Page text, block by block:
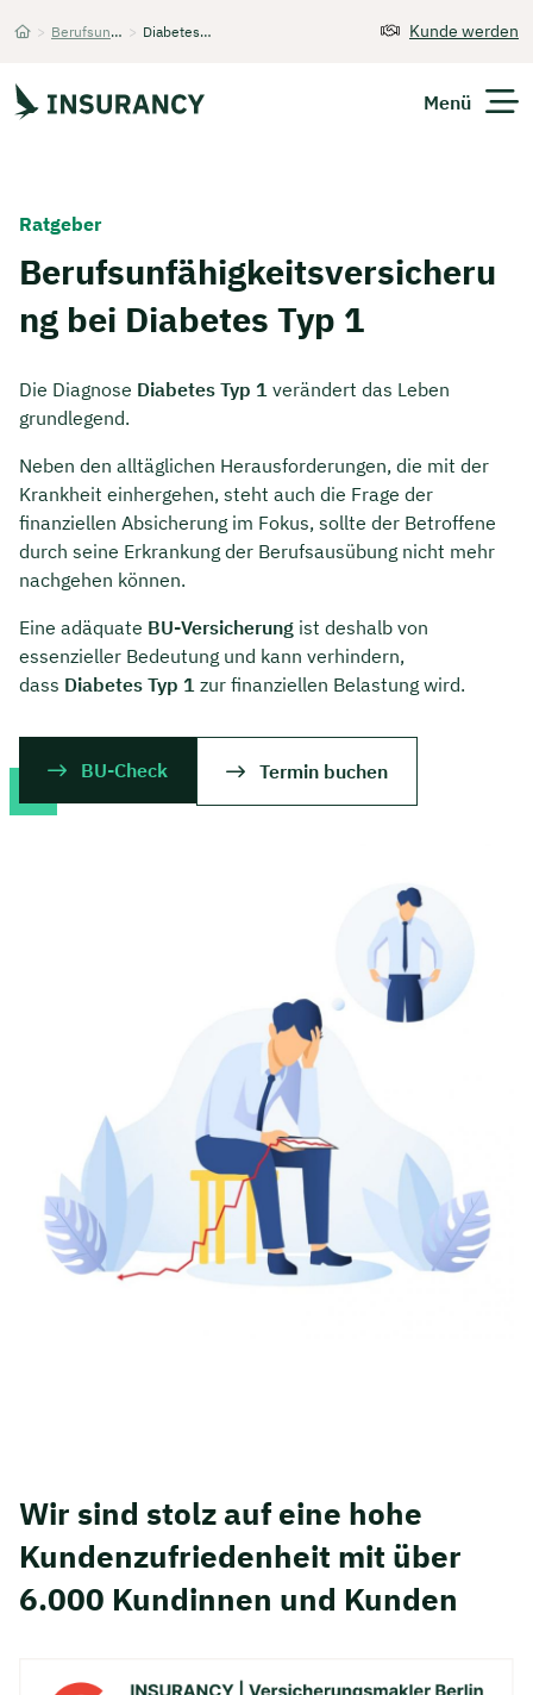
> Berufsunfähigkeitsversicherung > Diabetes Typ 1 Kunde werden
Menü
Finanzen
Über Uns
Kontakt
Ratgeber
Berufsunfähigkeitsversicheru
ng bei Diabetes Typ 1
Die Diagnose Diabetes Typ 1 verändert das Leben
grundlegend.
Neben den alltäglichen Herausforderungen, die mit der
Krankheit einhergehen, steht auch die Frage der
finanziellen Absicherung im Fokus, sollte der Betroffene
durch seine Erkrankung der Berufsausübung nicht mehr
nachgehen können.
Eine adäquate BU-Versicherung ist deshalb von
essenzieller Bedeutung und kann verhindern,
dass Diabetes Typ 1 zur finanziellen Belastung wird.
BU-Check Termin buchen
Wir sind stolz auf eine hohe
Kunden­zufriedenheit mit über
6.000 Kundinnen und Kunden